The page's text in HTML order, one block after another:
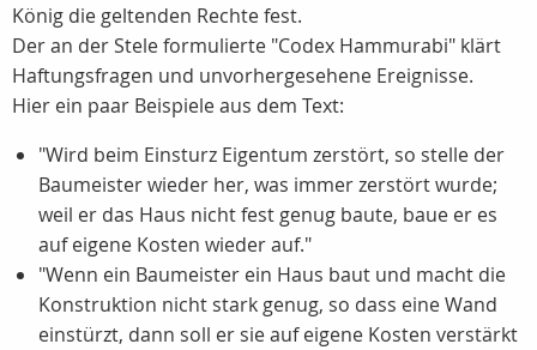
König die geltenden Rechte fest.
Der an der Stele formulierte "Codex Hammurabi" klärt
Haftungsfragen und unvorhergesehene Ereignisse.
Hier ein paar Beispiele aus dem Text:
"Wird beim Einsturz Eigentum zerstört, so stelle der
Baumeister wieder her, was immer zerstört wurde;
weil er das Haus nicht fest genug baute, baue er es
auf eigene Kosten wieder auf."
"Wenn ein Baumeister ein Haus baut und macht die
Konstruktion nicht stark genug, so dass eine Wand
einstürzt, dann soll er sie auf eigene Kosten verstärkt